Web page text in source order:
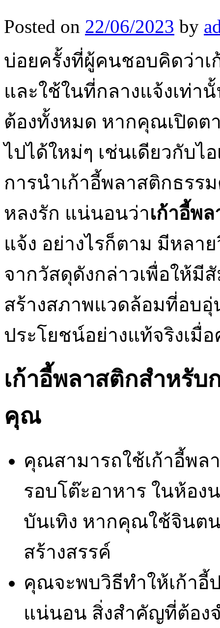
Posted on 22/06/2023 by
บ่อยครั้งที่ผู้คนชอบคิดว่า
และใช้ในที่กลางแจ้งเท่า
ต้องทั้งหมด หากคุณเปิดต
ไปได้ใหม่ๆ เช่นเดียวกับไ
การนำเก้าอี้พลาสติกธรร
หลงรัก แน่นอนว่าเก้าอี้พ
แจ้ง อย่างไรก็ตาม มีหลา
จากวัสดุดังกล่าวเพื่อให้มี
สร้างสภาพแวดล้อมที่อบ
ประโยชน์อย่างแท้จริงเมื่
เก้าอี้พลาสติกสำหรั
คุณ
คุณสามารถใช้เก้าอี้พล
รอบโต๊ะอาหาร ในห้อ
บันเทิง หากคุณใช้จินต
สร้างสรรค์
คุณจะพบวิธีทำให้เก้าอี้
แน่นอน สิ่งสำคัญที่ต้อง